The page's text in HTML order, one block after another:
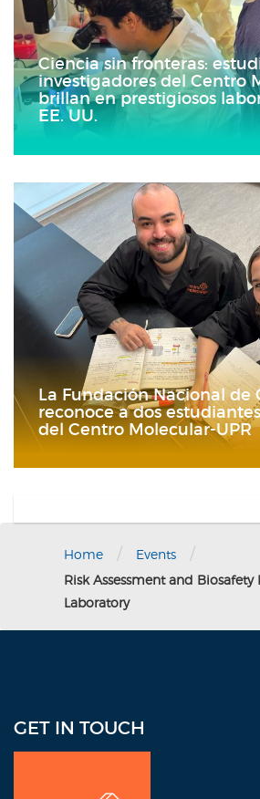
Ciencia sin fronteras:
investigadores del Centro
brillan en prestigiosos
EE. UU.
La Fundación Nacional de
reconoce a dos
del Centro Molecular-UPR
Home / Events /
Risk Assessment and
Laboratory
GET IN TOUCH